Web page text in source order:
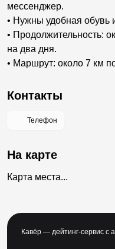
мессенджер.
• Нужны удобная обувь
• Продолжительность:
на два дня.
• Маршрут: около 7 км
Контакты
Телефон
На карте
Карта места...
Кавёр — дейтинг-сервис